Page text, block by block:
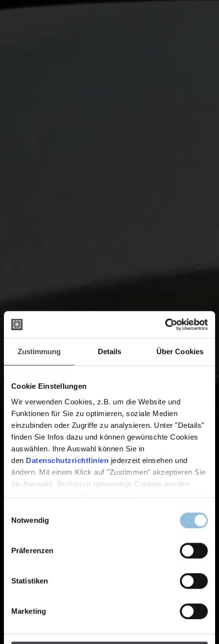
Zustimmung Details Über Cookies
Cookie Einstellungen
Wir verwenden Cookies, z.B. um die Website und
Funktionen für Sie zu optimieren, soziale Medien
einzubinden oder Zugriffe zu analysieren. Unter "Details"
finden Sie Infos dazu und können gewünschte Cookies
auswählen. Ihre Auswahl können Sie in
den Datenschutzrichtlinien jederzeit einsehen und
ändern. Mit einem Klick auf "Zustimmen" akzeptieren Sie
die Auswahl. Technisch notwendige Cookies werden
auch gesetzt, wenn Sie die Auswahl
Notwendig
Präferenzen
Statistiken
Marketing